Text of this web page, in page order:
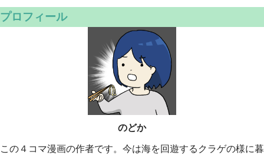
プロフィール
のどか
この４コマ漫画の作者です。今は海を回遊するクラゲの様に暮